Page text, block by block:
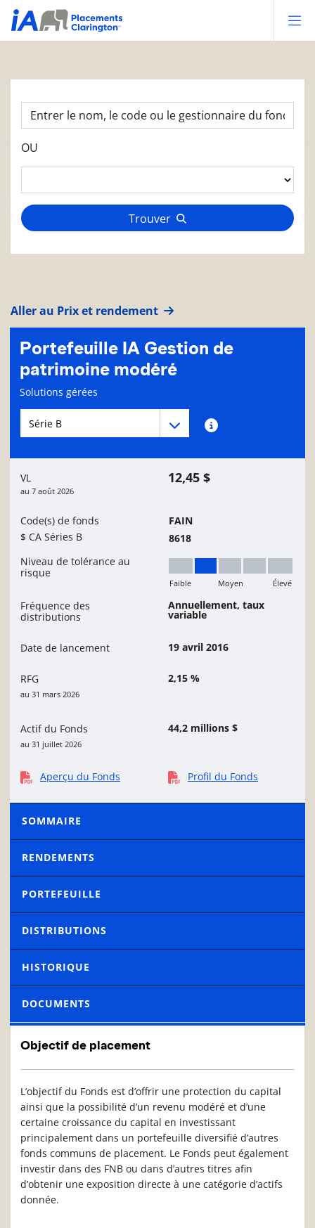
OU
Trouver
Aller au Prix et rendement
Portefeuille IA Gestion de
patrimoine modéré
Page d'informations sur le fonds
Solutions gérées
Menu déroulant des séries du Fonds
Menu déroulant des séries du Fonds
VL
au 7 août 2026
12,45 $
Code(s) de fonds
$ CA Séries B
FAIN
8618
Niveau de tolérance au
risque
Faible à moyen
Faible Moyen Élevé
Fréquence des
distributions
Annuellement, taux
variable
Date de lancement 19 avril 2016
RFG
au 31 mars 2026
2,15 %
Actif du Fonds
au 31 juillet 2026
44,2 millions $
Aperçu du Fonds Profil du Fonds
SOMMAIRE
RENDEMENTS
PORTEFEUILLE
DISTRIBUTIONS
HISTORIQUE
DOCUMENTS
Objectif de placement
L’objectif du Fonds est d’offrir une protection du capital
ainsi que la possibilité d’un revenu modéré et d’une
certaine croissance du capital en investissant
principalement dans un portefeuille diversifié d’autres
fonds communs de placement. Le Fonds peut également
investir dans des FNB ou dans d’autres titres afin
d’obtenir une exposition directe à une catégorie d’actifs
donnée.